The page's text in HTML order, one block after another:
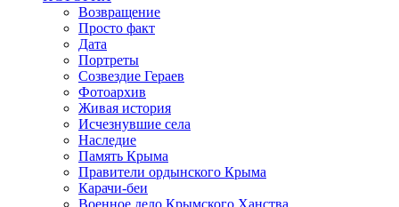
Возвращение
Просто факт
Дата
Портреты
Созвездие Гераев
Фотоархив
Живая история
Исчезнувшие села
Наследие
Память Крыма
Правители ордынского Крыма
Карачи-беи
Военное дело Крымского Ханства